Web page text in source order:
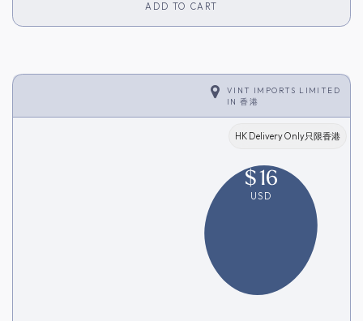
ADD TO CART
VINT IMPORTS LIMITED
IN香港
HK Delivery Only只限香港
$16
USD